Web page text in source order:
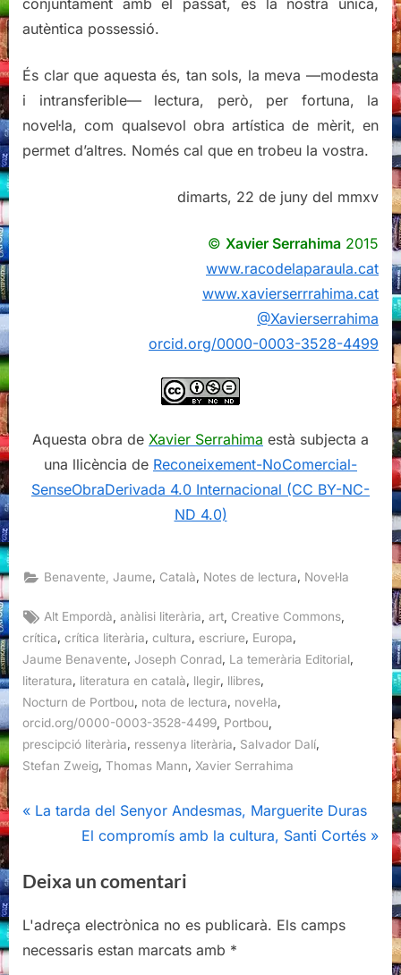
conjuntament amb el passat, és la nostra única,
autèntica possessió.
És clar que aquesta és, tan sols, la meva —modesta
i intransferible— lectura, però, per fortuna, la
novel·la, com qualsevol obra artística de mèrit, en
permet d’altres. Només cal que en trobeu la vostra.
dimarts, 22 de juny del mmxv
© Xavier Serrahima 2015
www.racodelaparaula.cat
www.xavierserrrahima.cat
@Xavierserrahima
orcid.org/0000-0003-3528-4499
Aquesta obra de Xavier Serrahima està subjecta a
una llicència de Reconeixement-NoComercial-
SenseObraDerivada 4.0 Internacional (CC BY-NC-
ND 4.0)
Benavente, Jaume, Català, Notes de lectura, Novel·la
Tags:
Alt Empordà ,anàlisi literària ,art Creative Commons
crítica, crítica literària, cultura, escriure, Europa,
Jaume Benavente Joseph Conrad La temerària Editorial
literatura
literatura en català llegir llibres
Nocturn de Portbou
nota de lectura novel·la
orcid.org/0000-0003-3528-4499 Portbou
prescipció literària, ressenya literària, Salvador Dalí,
Stefan Zweig Thomas Mann Xavier Serrahima
Navegació
d'entrades
P
v
o
u
La tarda del Senyor Andesmas, Marguerite Duras
N
x
P
o
El compromís amb la cultura, Santi Cortés
Deixa un comentari
L'adreça electrònica no es publicarà. Els camps
necessaris estan marcats amb *